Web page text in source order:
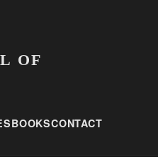
OF
BOOKSCONTACT